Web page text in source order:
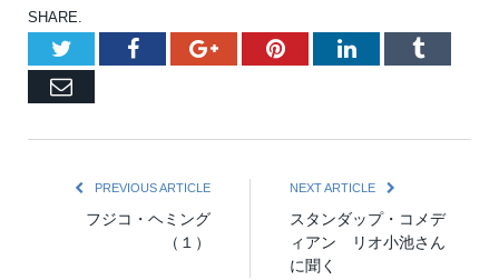
SHARE.
TwitterFacebookGoogle+PinterestLinkedInTumblr
Email
PREVIOUS ARTICLE
フジコ・ヘミング
（１）
NEXT ARTICLE
スタンダップ・コメデ
ィアン リオ小池さん
に聞く